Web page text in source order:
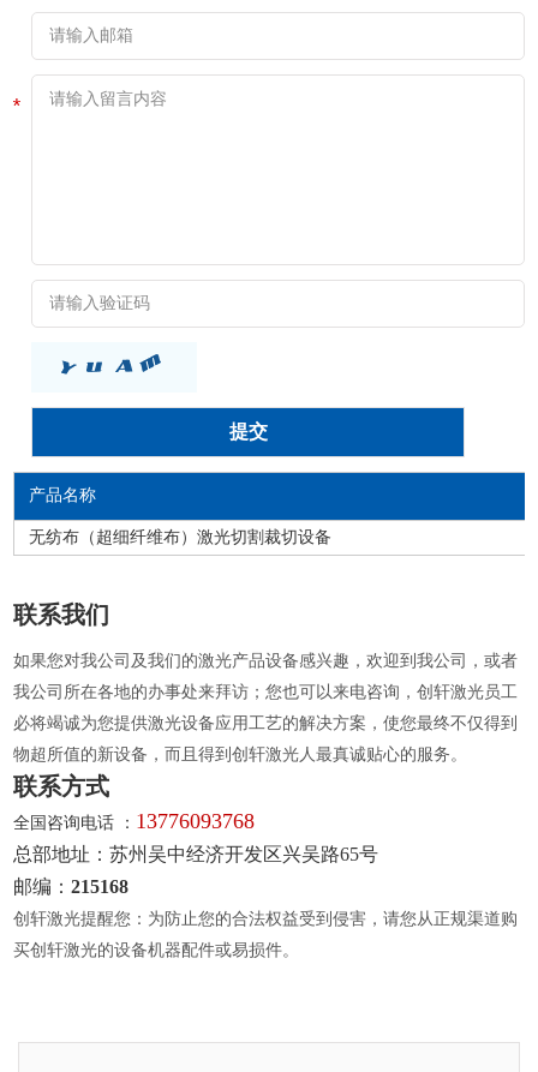
产品名称
无纺布（超细纤维布）激光切割裁切设备
联系我们
如果您对我公司及我们的激光产品设备感兴趣，欢迎到我公司，或者
我公司所在各地的办事处来拜访；您也可以来电咨询，创轩激光员工
必将竭诚为您提供激光设备应用工艺的解决方案，使您最终不仅得到
物超所值的新设备，而且得到创轩激光人最真诚贴心的服务。
联系方式
全国咨询电话 ： 13776093768
总部地址：苏州吴中经济开发区兴吴路65号
邮编：215168
创轩激光提醒您：为防止您的合法权益受到侵害，请您从正规渠道购
买创轩激光的设备机器配件或易损件。